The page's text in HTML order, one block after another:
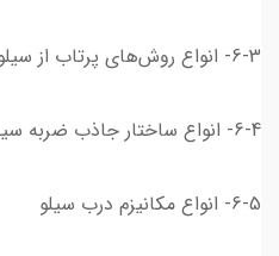
6-3- انواع روش‌های پرتاب از سیلو
6-4- انواع ساختار جاذب ضربه سیلو
6-5- انواع مکانیزم درب سیلو